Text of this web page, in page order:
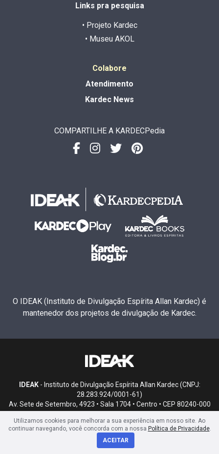
Links pra pesquisa
• Projeto Kardec
• Museu AKOL
Colabore
Atendimento
Kardec News
COMPARTILHE A KARDECPedia
O IDEAK (Instituto de Divulgação Espírita Allan Kardec) é
mantenedor dos projetos de divulgação de Kardec.
IDEAK- Instituto de Divulgação Espírita Allan Kardec (CNPJ:
28.283.924/0001-61)
Av. Sete de Setembro, 4923 • Sala 1704 • Centro • CEP 80240-000
Utilizamos cookies para melhorar a sua experiência em nosso site. Ao
continuar navegando, você concorda com a nossa Política de Privacidade.
ACEITAR